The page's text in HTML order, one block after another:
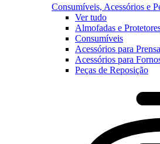
Consumíveis, Acessórios e
Ver tudo
Almofadas e
Consumíveis
Acessórios para
Acessórios para
Peças de Reposição